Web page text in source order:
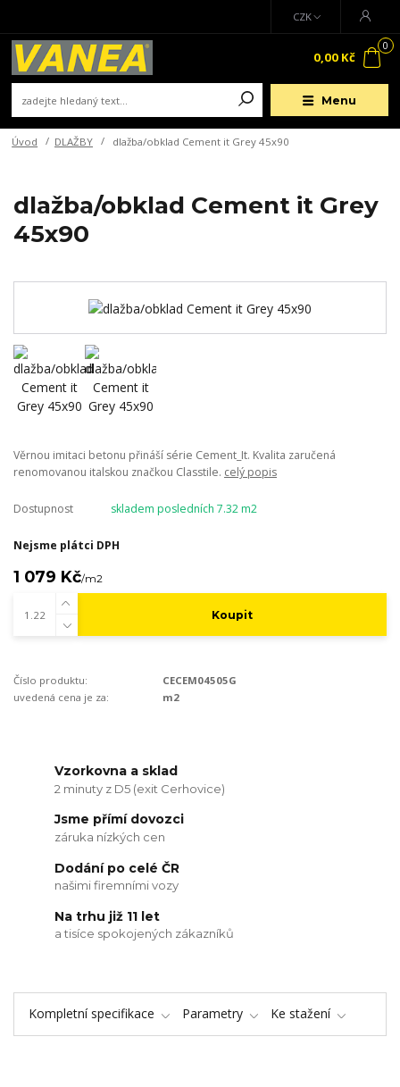
Menu
CZK
0
0,00 Kč
Úvod DLAŽBY dlažba/obklad Cement it Grey 45x90
dlažba/obklad Cement it Grey
45x90
Věrnou imitaci betonu přináší série Cement_It. Kvalita zaručená
renomovanou italskou značkou Classtile. celý popis
Dostupnost skladem posledních 7.32 m2
Nejsme plátci DPH
1 079 Kč/m2
Koupit
Číslo produktu:
CECEM04505G
uvedená cena je za:
m2
Vzorkovna a sklad
2 minuty z D5 (exit Cerhovice)
Jsme přímí dovozci
záruka nízkých cen
Dodání po celé ČR
našimi firemními vozy
Na trhu již 11 let
a tisíce spokojených zákazníků
Kompletní specifikace Parametry Ke stažení